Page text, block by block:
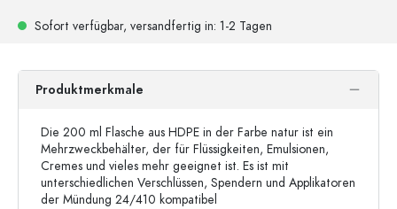
Sofort verfügbar, versandfertig in: 1-2 Tagen
Produktmerkmale
Die 200 ml Flasche aus HDPE in der Farbe natur ist ein
Mehrzweckbehälter, der für Flüssigkeiten, Emulsionen,
Cremes und vieles mehr geeignet ist. Es ist mit
unterschiedlichen Verschlüssen, Spendern und Applikatoren
der Mündung 24/410 kompatibel